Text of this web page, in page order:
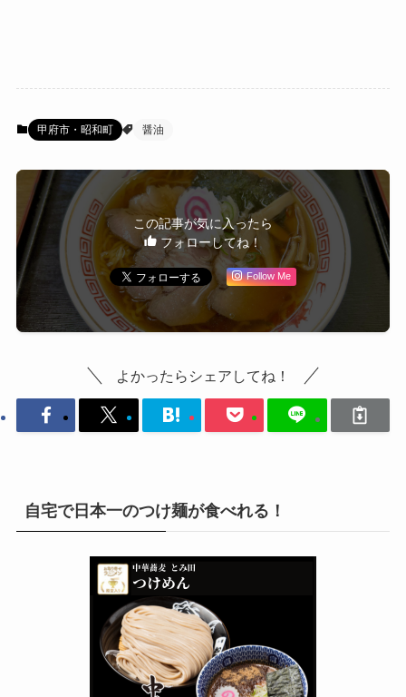
甲府市・昭和町 醤油
この記事が気に入ったら
フォローしてね！
Follow Me
よかったらシェアしてね！
自宅で日本一のつけ麺が食べれる！